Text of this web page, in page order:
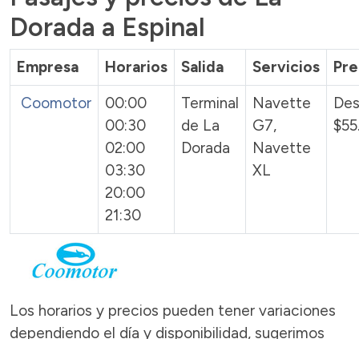
Dorada a Espinal
Empresa Horarios Salida Servicios
Coomotor
00:00
00:30
02:00
03:30
20:00
21:30
Terminal
de La
Dorada
Navette
G7,
Navette
XL
Los horarios y precios pueden tener variaciones
dependiendo el día y disponibilidad, sugerimos